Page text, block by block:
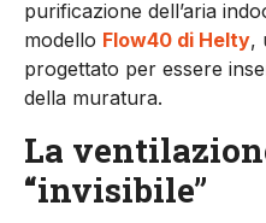
purificazione dell’aria
modello Flow40 di Helty,
progettato per essere
della muratura.
La
“invisibile”